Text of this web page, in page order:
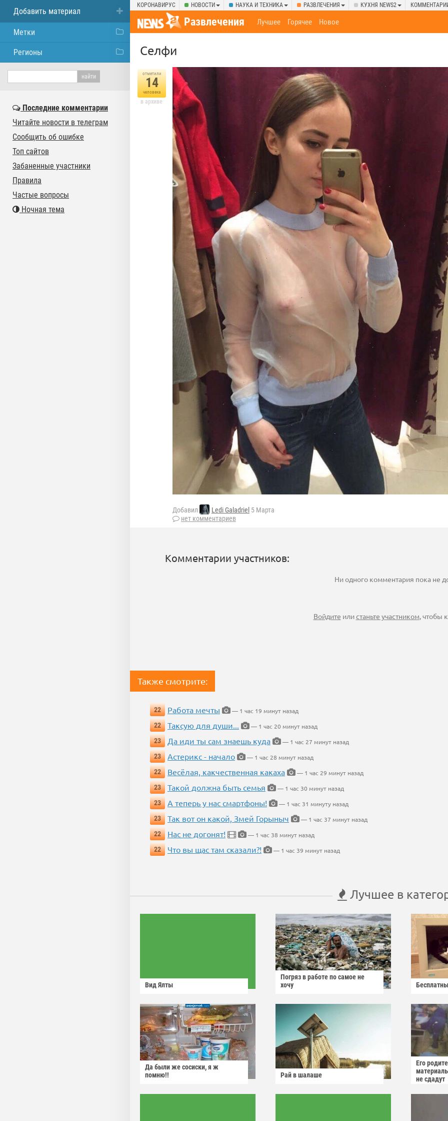
КОРОНАВИРУС НОВОСТИ НАУКА И ТЕХНИКА РАЗВЛЕЧЕНИЯ КУХНЯ NEWS2
Развлечения Лучшее Горячее Новое
Селфи
отметили
14
человека
в архиве
Добавил Ledi Galadriel 5 Марта
нет комментариев
Комментарии участников:
Ни одного комментария пока не
Войдите илистаньте участником, чтобы
Также смотрите:
22 Работа мечты
— 1 час 19 минут назад
22
Таксую для души...
— 1 час 20 минут назад
23
Да иди ты сам знаешь куда
— 1 час 27 минут назад
23
Астерикс - начало
— 1 час 28 минут назад
22
Весёлая, какчественная какаха
— 1 час 29 минут назад
23
Такой должна быть семья
— 1 час 30 минут назад
23
А теперь у нас смартфоны!
— 1 час 31 минуту назад
23
Так вот он какой, Змей Горыныч
— 1 час 37 минут назад
22
Нас не догонят!
— 1 час 38 минут назад
22
Что вы щас там сказали?! — 1 час 39 минут назад
Лучшее в
Вид Ялты
Погряз в работе по самое не
хочу
Да были же сосиски, я ж
помню!!
Рай в шалаше
Его
не сдадут
Добавить материал
Метки
Регионы
Последние комментарии
Читайте новости в телеграм
Сообщить об ошибке
Топ сайтов
Забаненные участники
Правила
Частые вопросы
Ночная тема